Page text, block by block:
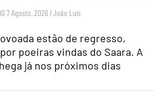
7 Agosto, 2026 |João Luís
estão de regresso,
poeiras vindas do Saara. A
já nos próximos dias